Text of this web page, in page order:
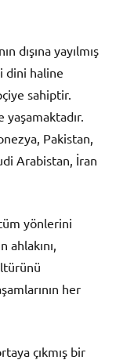
dışına yayılmış
dini haline
sahiptir.
yaşamaktadır.
Pakistan,
Arabistan, İran
yönlerini
her
çıkmış bir